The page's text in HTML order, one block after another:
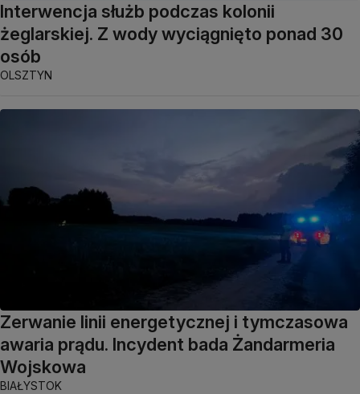
Interwencja służb podczas kolonii
żeglarskiej. Z wody wyciągnięto ponad 30
osób
OLSZTYN
Zerwanie linii energetycznej i tymczasowa
awaria prądu. Incydent bada Żandarmeria
Wojskowa
BIAŁYSTOK